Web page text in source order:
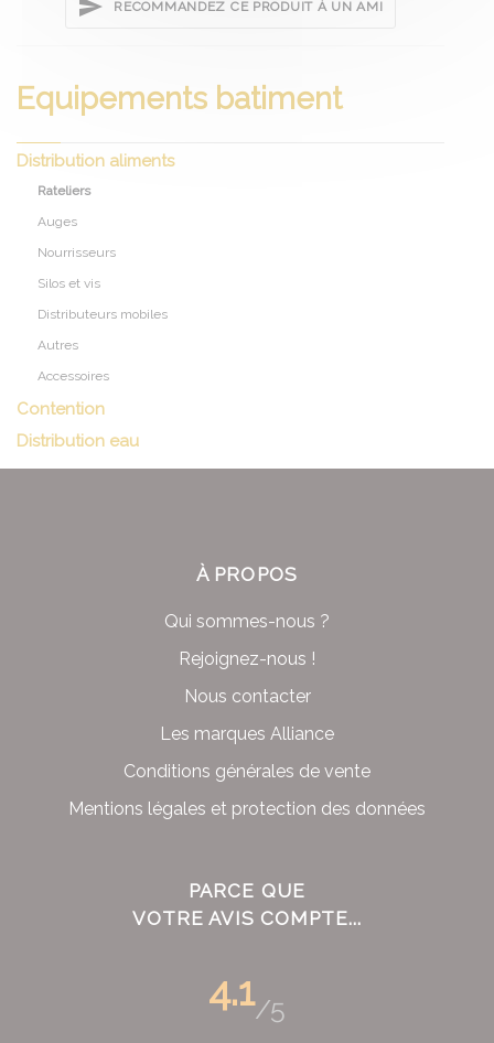
RECOMMANDEZ CE PRODUIT À UN AMI
Equipements batiment
Distribution aliments
Rateliers
Auges
Nourrisseurs
Silos et vis
Distributeurs mobiles
Autres
Accessoires
Contention
Distribution eau
À PROPOS
Qui sommes-nous ?
Rejoignez-nous !
Nous contacter
Les marques Alliance
Conditions générales de vente
Mentions légales et protection des données
PARCE QUE
VOTRE AVIS COMPTE...
4.1/5